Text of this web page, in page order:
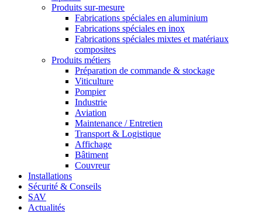
Produits sur-mesure
Fabrications spéciales en aluminium
Fabrications spéciales en inox
Fabrications spéciales mixtes et matériaux
composites
Produits métiers
Préparation de commande & stockage
Viticulture
Pompier
Industrie
Aviation
Maintenance / Entretien
Transport & Logistique
Affichage
Bâtiment
Couvreur
Installations
Sécurité & Conseils
SAV
Actualités